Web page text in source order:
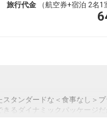
旅行代金 （航空券+宿泊 2名
タンダードな＜食事なし＞プ
るダイナミックパッケージ